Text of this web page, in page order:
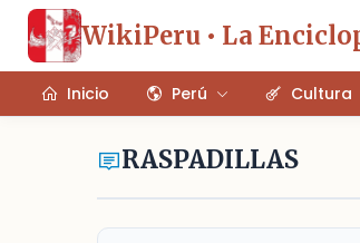
WikiPeru • La
Inicio Perú Cultura
RASPADILLAS